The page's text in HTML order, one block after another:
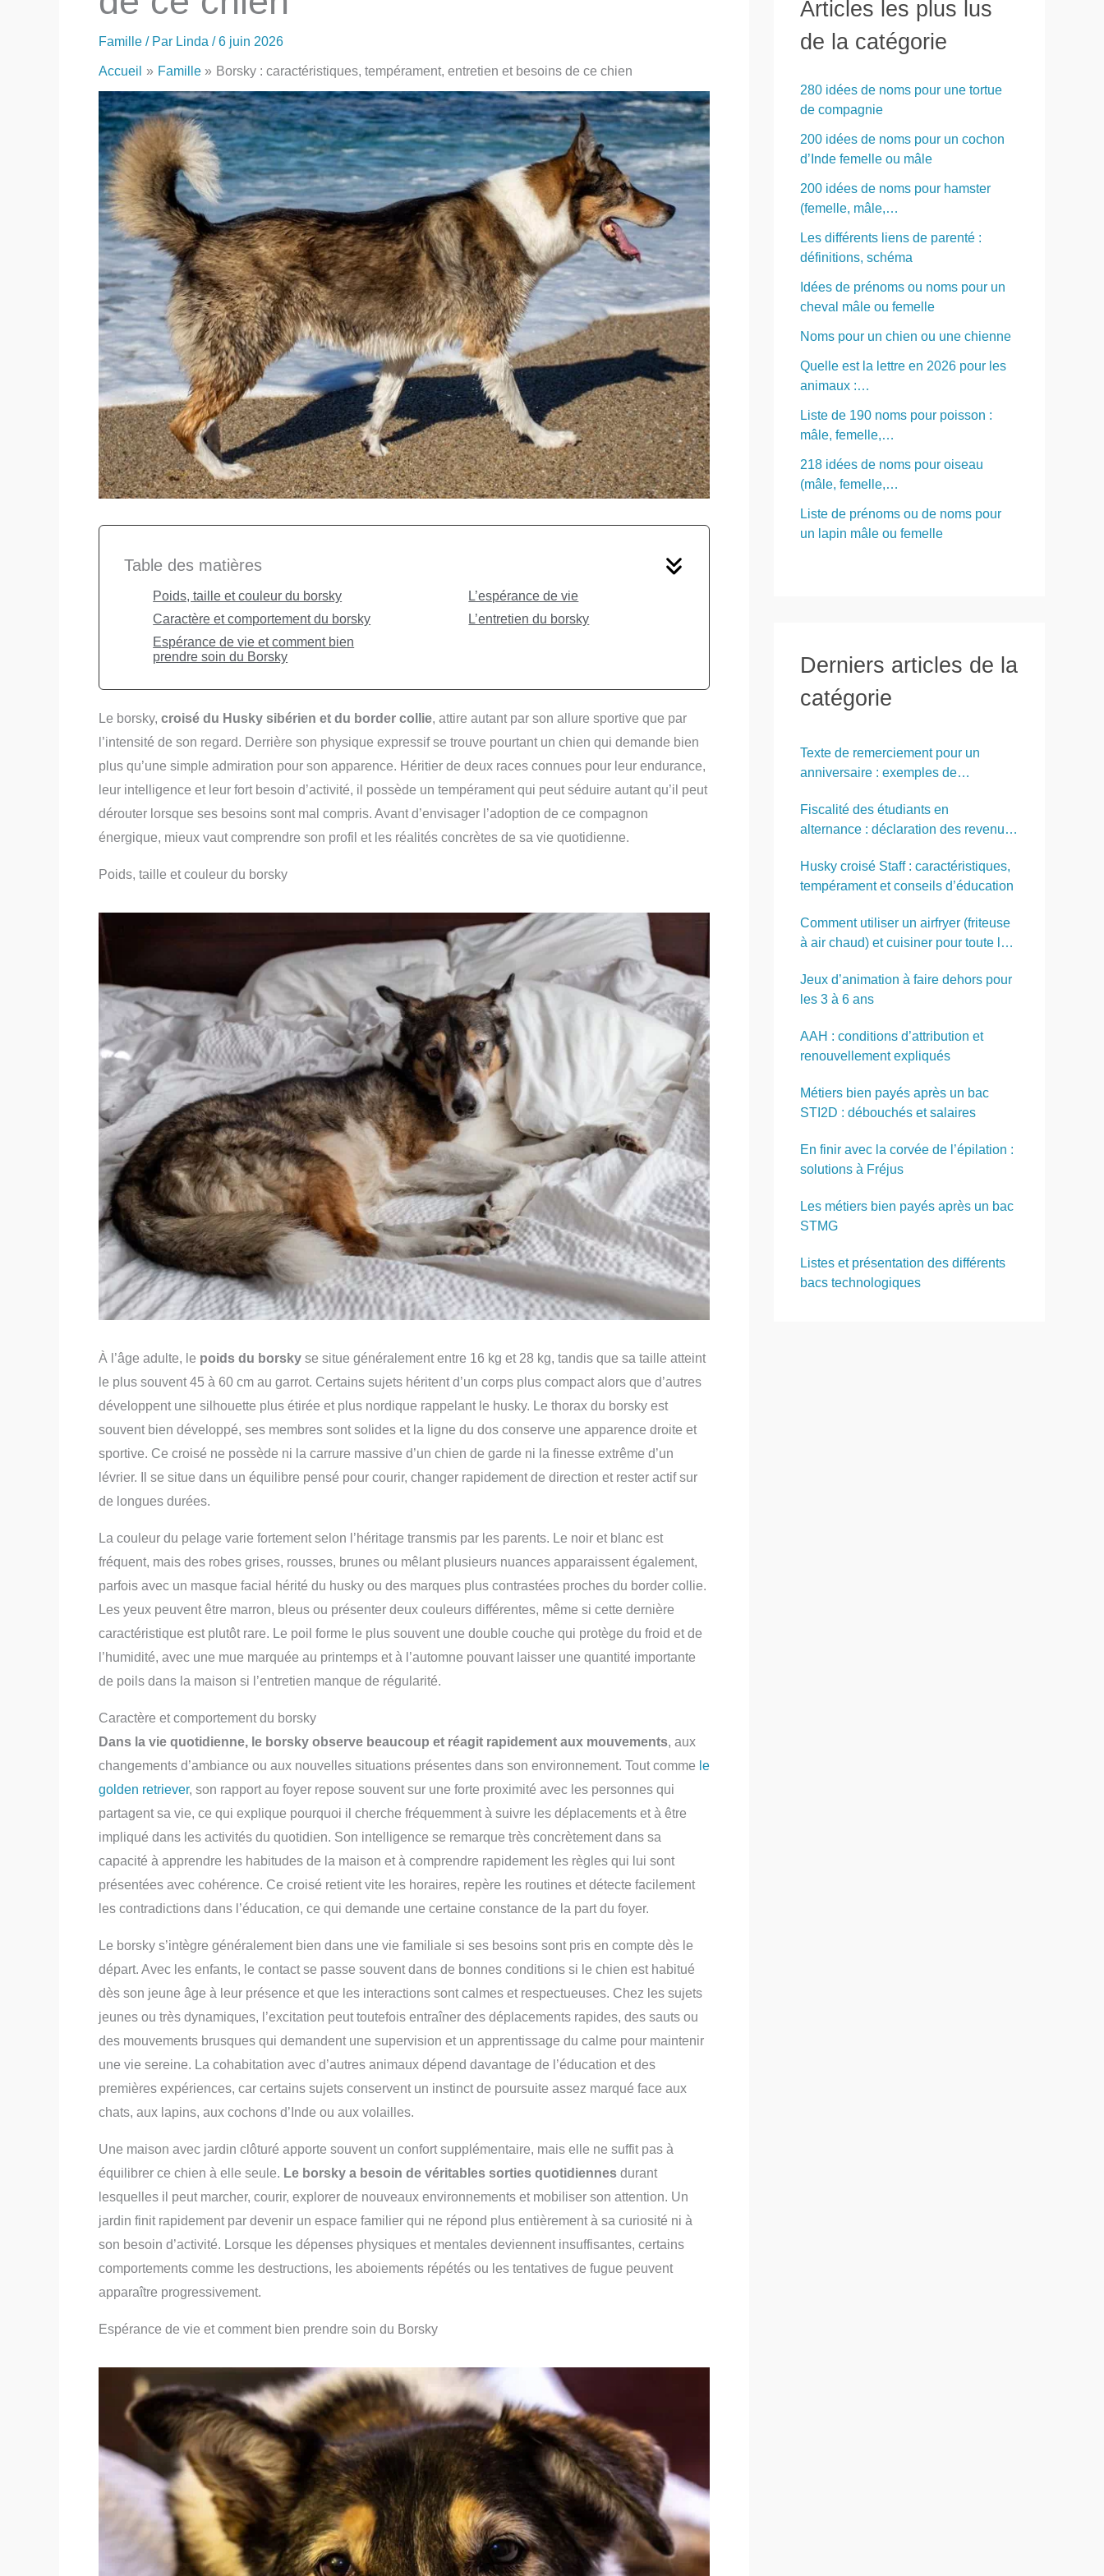
Famille / Par Linda /6 juin 2026
Accueil Famille Borsky : caractéristiques, tempérament, entretien et besoins de ce chien
Table des matières
Poids, taille et couleur du borsky
Caractère et comportement du borsky
Espérance de vie et comment bien
prendre soin du Borsky
L’espérance de vie
L’entretien du borsky
Le borsky, croisé du Husky sibérien et du border collie, attire autant par son allure sportive que par
l’intensité de son regard. Derrière son physique expressif se trouve pourtant un chien qui demande bien
plus qu’une simple admiration pour son apparence. Héritier de deux races connues pour leur endurance,
leur intelligence et leur fort besoin d’activité, il possède un tempérament qui peut séduire autant qu’il peut
dérouter lorsque ses besoins sont mal compris. Avant d’envisager l’adoption de ce compagnon
énergique, mieux vaut comprendre son profil et les réalités concrètes de sa vie quotidienne.
Poids, taille et couleur du borsky
À l’âge adulte, le poids du borsky se situe généralement entre 16 kg et 28 kg, tandis que sa taille atteint
le plus souvent 45 à 60 cm au garrot. Certains sujets héritent d’un corps plus compact alors que d’autres
développent une silhouette plus étirée et plus nordique rappelant le husky. Le thorax du borsky est
souvent bien développé, ses membres sont solides et la ligne du dos conserve une apparence droite et
sportive. Ce croisé ne possède ni la carrure massive d’un chien de garde ni la finesse extrême d’un
lévrier. Il se situe dans un équilibre pensé pour courir, changer rapidement de direction et rester actif sur
de longues durées.
La couleur du pelage varie fortement selon l’héritage transmis par les parents. Le noir et blanc est
fréquent, mais des robes grises, rousses, brunes ou mêlant plusieurs nuances apparaissent également,
parfois avec un masque facial hérité du husky ou des marques plus contrastées proches du border collie.
Les yeux peuvent être marron, bleus ou présenter deux couleurs différentes, même si cette dernière
caractéristique est plutôt rare. Le poil forme le plus souvent une double couche qui protège du froid et de
l’humidité, avec une mue marquée au printemps et à l’automne pouvant laisser une quantité importante
de poils dans la maison si l’entretien manque de régularité.
Caractère et comportement du borsky
Dans la vie quotidienne, le borsky observe beaucoup et réagit rapidement aux mouvements, aux
changements d’ambiance ou aux nouvelles situations présentes dans son environnement. Tout comme le
golden retriever, son rapport au foyer repose souvent sur une forte proximité avec les personnes qui
partagent sa vie, ce qui explique pourquoi il cherche fréquemment à suivre les déplacements et à être
impliqué dans les activités du quotidien. Son intelligence se remarque très concrètement dans sa
capacité à apprendre les habitudes de la maison et à comprendre rapidement les règles qui lui sont
présentées avec cohérence. Ce croisé retient vite les horaires, repère les routines et détecte facilement
les contradictions dans l’éducation, ce qui demande une certaine constance de la part du foyer.
Le borsky s’intègre généralement bien dans une vie familiale si ses besoins sont pris en compte dès le
départ. Avec les enfants, le contact se passe souvent dans de bonnes conditions si le chien est habitué
dès son jeune âge à leur présence et que les interactions sont calmes et respectueuses. Chez les sujets
jeunes ou très dynamiques, l’excitation peut toutefois entraîner des déplacements rapides, des sauts ou
des mouvements brusques qui demandent une supervision et un apprentissage du calme pour maintenir
une vie sereine. La cohabitation avec d’autres animaux dépend davantage de l’éducation et des
premières expériences, car certains sujets conservent un instinct de poursuite assez marqué face aux
chats, aux lapins, aux cochons d’Inde ou aux volailles.
Une maison avec jardin clôturé apporte souvent un confort supplémentaire, mais elle ne suffit pas à
équilibrer ce chien à elle seule. Le borsky a besoin de véritables sorties quotidiennes durant
lesquelles il peut marcher, courir, explorer de nouveaux environnements et mobiliser son attention. Un
jardin finit rapidement par devenir un espace familier qui ne répond plus entièrement à sa curiosité ni à
son besoin d’activité. Lorsque les dépenses physiques et mentales deviennent insuffisantes, certains
comportements comme les destructions, les aboiements répétés ou les tentatives de fugue peuvent
apparaître progressivement.
Espérance de vie et comment bien prendre soin du Borsky
r
c
Articles les plus lus
de la catégorie
280 idées de noms pour une tortue
de compagnie
200 idées de noms pour un cochon
d’Inde femelle ou mâle
200 idées de noms pour hamster
(femelle, mâle,…
Les différents liens de parenté :
définitions, schéma
Idées de prénoms ou noms pour un
cheval mâle ou femelle
Noms pour un chien ou une chienne
Quelle est la lettre en 2026 pour les
animaux :…
Liste de 190 noms pour poisson :
mâle, femelle,…
218 idées de noms pour oiseau
(mâle, femelle,…
Liste de prénoms ou de noms pour
un lapin mâle ou femelle
Derniers articles de la
catégorie
Texte de remerciement pour un
anniversaire : exemples de
Fiscalité des étudiants en
alternance : déclaration des revenus
Husky croisé Staff : caractéristiques,
tempérament et conseils d’éducation
Comment utiliser un airfryer (friteuse
à air chaud) et cuisiner pour toute la
Jeux d’animation à faire dehors pour
les 3 à 6 ans
AAH : conditions d’attribution et
renouvellement expliqués
Métiers bien payés après un bac
STI2D : débouchés et salaires
En finir avec la corvée de l’épilation :
solutions à Fréjus
Les métiers bien payés après un bac
STMG
Listes et présentation des différents
bacs technologiques